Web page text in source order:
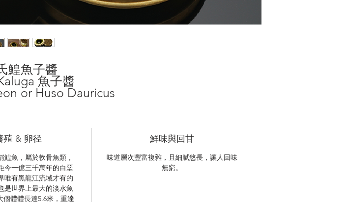
鰉魚子醬
魚子醬
or Huso Dauricus
殖 & 卵径
鰉魚，屬於軟骨魚類，
今一億三千萬年的白堊
唯有黑龍江流域才有的
是世界上最大的淡水魚
個體體長達5.6米，重達
鮮味與回甘
味道層次豐富複雜，且細膩悠長，讓人回味
無窮。